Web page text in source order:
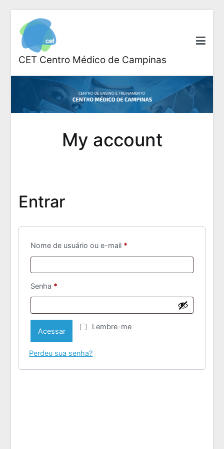
para
conteúdo
CET Centro Médico de Campinas
My account
Entrar
Nome de usuário ou e-mail *
Senha *
Lembre-me
Acessar
Perdeu sua senha?